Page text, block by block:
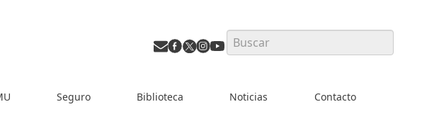
Search
Seguro Biblioteca Noticias Contacto